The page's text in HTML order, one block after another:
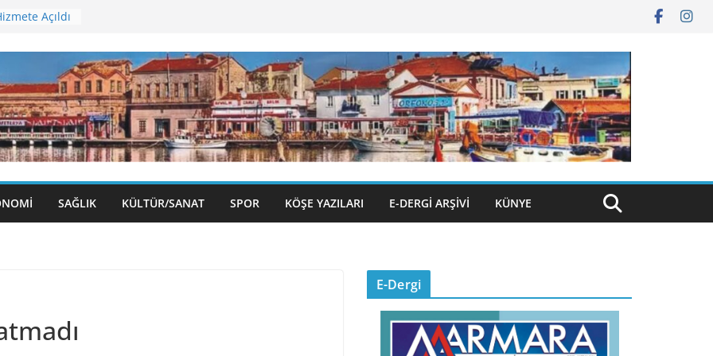
Açıldı
SAĞLIK KÜLTÜR/SANAT SPOR KÖŞE YAZILARI E-DERGI ARŞIVI KÜNYE
E-Dergi